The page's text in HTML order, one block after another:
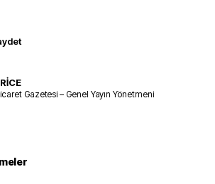
Gazetesi – Genel Yayın Yönetmeni